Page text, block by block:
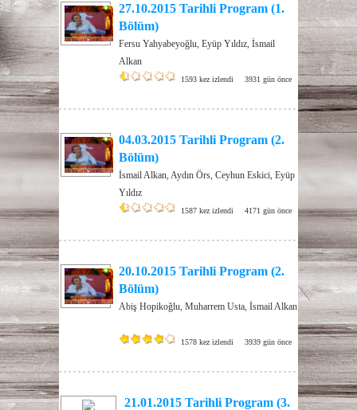
27.10.2015 Tarihli Program (1.
Bölüm)
Fersu Yahyabeyoğlu, Eyüp Yıldız, İsmail
Alkan
1593 kez izlendi 3931 gün önce
04.03.2015 Tarihli Program (2.
Bölüm)
İsmail Alkan, Aydın Örs, Ceyhun Eskici, Eyüp
Yıldız
1587 kez izlendi 4171 gün önce
20.10.2015 Tarihli Program (2.
Bölüm)
Abiş Hopikoğlu, Muharrem Usta, İsmail Alkan
1578 kez izlendi 3939 gün önce
21.01.2015 Tarihli Program (3.